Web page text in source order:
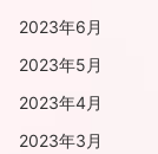
2023年6月
2023年5月
2023年4月
2023年3月